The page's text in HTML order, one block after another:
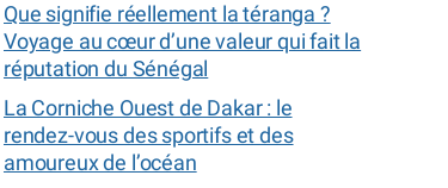
Que signifie réellement la téranga ?
Voyage au cœur d’une valeur qui fait la
réputation du Sénégal
La Corniche Ouest de Dakar : le
rendez-vous des sportifs et des
amoureux de l’océan